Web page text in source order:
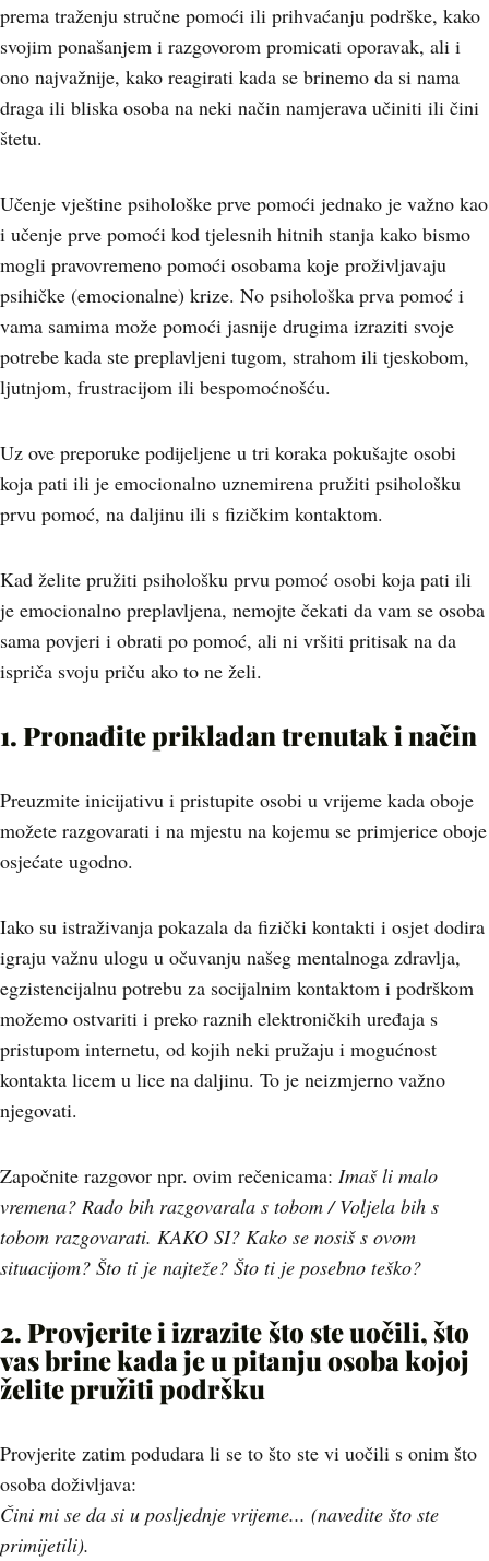
prema traženju stručne pomoći ili prihvaćanju podrške, kako
svojim ponašanjem i razgovorom promicati oporavak, ali i
ono najvažnije, kako reagirati kada se brinemo da si nama
draga ili bliska osoba na neki način namjerava učiniti ili čini
štetu.
Učenje vještine psihološke prve pomoći jednako je važno kao
i učenje prve pomoći kod tjelesnih hitnih stanja kako bismo
mogli pravovremeno pomoći osobama koje proživljavaju
psihičke (emocionalne) krize. No psihološka prva pomoć i
vama samima može pomoći jasnije drugima izraziti svoje
potrebe kada ste preplavljeni tugom, strahom ili tjeskobom,
ljutnjom, frustracijom ili bespomoćnošću.
Uz ove preporuke podijeljene u tri koraka pokušajte osobi
koja pati ili je emocionalno uznemirena pružiti psihološku
prvu pomoć, na daljinu ili s fizičkim kontaktom.
Kad želite pružiti psihološku prvu pomoć osobi koja pati ili
je emocionalno preplavljena, nemojte čekati da vam se osoba
sama povjeri i obrati po pomoć, ali ni vršiti pritisak na da
ispriča svoju priču ako to ne želi.
1. Pronađite prikladan trenutak i način
Preuzmite inicijativu i pristupite osobi u vrijeme kada oboje
možete razgovarati i na mjestu na kojemu se primjerice oboje
osjećate ugodno.
Iako su istraživanja pokazala da fizički kontakti i osjet dodira
igraju važnu ulogu u očuvanju našeg mentalnoga zdravlja,
egzistencijalnu potrebu za socijalnim kontaktom i podrškom
možemo ostvariti i preko raznih elektroničkih uređaja s
pristupom internetu, od kojih neki pružaju i mogućnost
kontakta licem u lice na daljinu. To je neizmjerno važno
njegovati.
Započnite razgovor npr. ovim rečenicama: Imaš li malo
vremena? Rado bih razgovarala s tobom / Voljela bih s
tobom razgovarati. KAKO SI? Kako se nosiš s ovom
situacijom? Što ti je najteže? Što ti je posebno teško?
2. Provjerite i izrazitešto ste uočili, što
vas brine kada je u pitanju osoba kojoj
želite pružiti podršku
Provjerite zatim podudara li se to što ste vi uočili s onim što
osoba doživljava:
Čini mi se da si u posljednje vrijeme... (navedite što ste
primijetili).